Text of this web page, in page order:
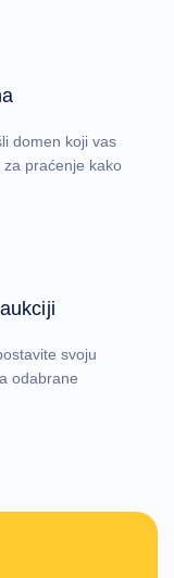
domen koji vas
praćenje kako
svoju
odabrane